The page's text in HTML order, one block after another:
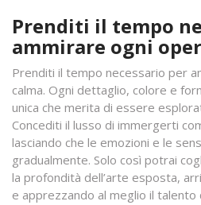
Prenditi il tempo
ammirare ogni
Prenditi il tempo necessario per
calma. Ogni dettaglio, colore e
unica che merita di essere
Concediti il lusso di immergerti
lasciando che le emozioni e le
gradualmente. Solo così potrai
la profondità dell’arte esposta,
e apprezzando al meglio il talento